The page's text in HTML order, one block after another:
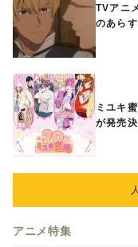
TVアニ
のあら
ミユキ
が発売
アニメ特集